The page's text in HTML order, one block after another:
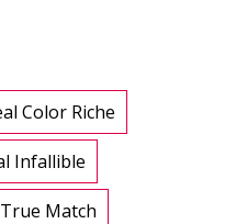
Color Riche
Infallible
Match